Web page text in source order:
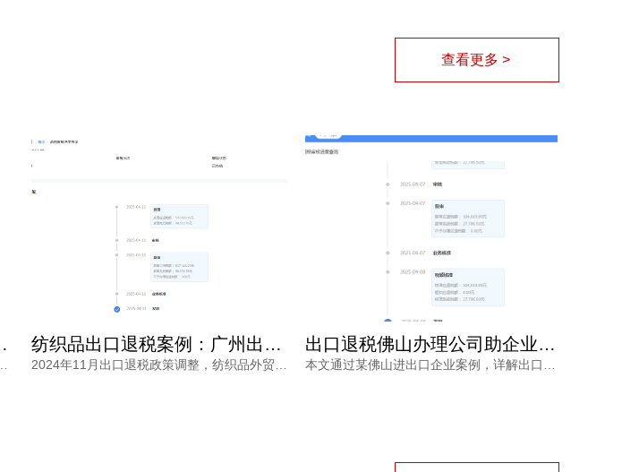
查看更多 >
调整 合规高效退税 纺织品出口退税案例：广州出口退税专业机构助力外贸公司高效合规退税 出口退税佛山办理公司助企业应对退税率下调案例